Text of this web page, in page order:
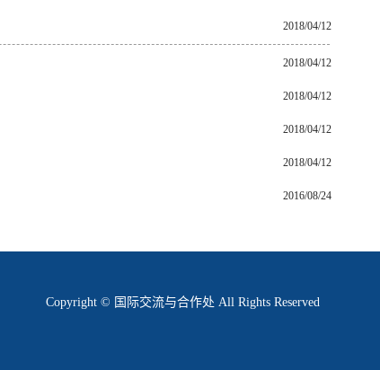
2018/04/12
2018/04/12
2018/04/12
2018/04/12
2018/04/12
2016/08/24
Copyright © 国际交流与合作处 All Rights Reserved